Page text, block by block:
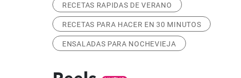
RECETAS RAPIDAS DE VERANO
RECETAS PARA HACER EN 30 MINUTOS
ENSALADAS PARA NOCHEVIEJA